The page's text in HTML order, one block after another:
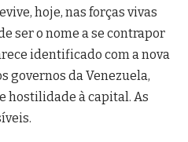
hoje, nas forças vivas
ser o nome a se contrapor
identificado com a nova
governos da Venezuela,
hostilidade à capital. As